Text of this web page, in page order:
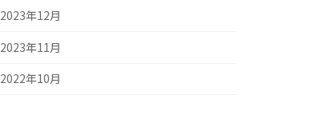
2023年12月
2023年11月
2022年10月